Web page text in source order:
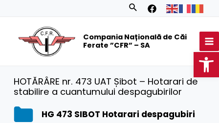
Search
Compania Națională de Căi
Ferate ”CFR” – SA
HOTĂRÂRE nr. 473 UAT Șibot – Hotarari de
stabilire a cuantumului despagubirilor
HG 473 SIBOT Hotarari despagubiri